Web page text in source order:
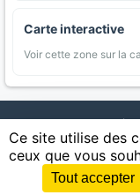
Carte interactive
Voir cette zone sur la
AgriMap —
Appellations |
Littoral | Espaces
|
Ce site utilise des
ceux que vous
Tout accepter